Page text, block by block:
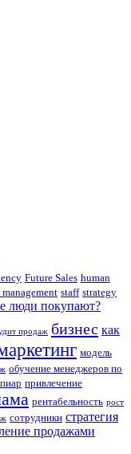
Future Sales human
management staff strategy
люди покупают?
продаж бизнес как
модель
обучение менеджеров по
пиар привлечение
рентабельность рост
сотрудники стратегия
продажами